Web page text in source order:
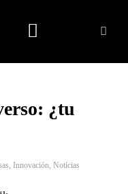
¿tu
Innovación Notícias